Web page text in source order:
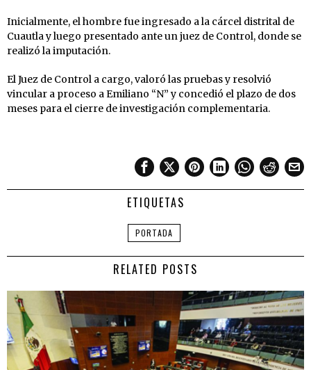
Inicialmente, el hombre fue ingresado a la cárcel distrital de
Cuautla y luego presentado ante un juez de Control, donde se
realizó la imputación.
El Juez de Control a cargo, valoró las pruebas y resolvió
vincular a proceso a Emiliano “N” y concedió el plazo de dos
meses para el cierre de investigación complementaria.
ETIQUETAS
PORTADA
RELATED POSTS